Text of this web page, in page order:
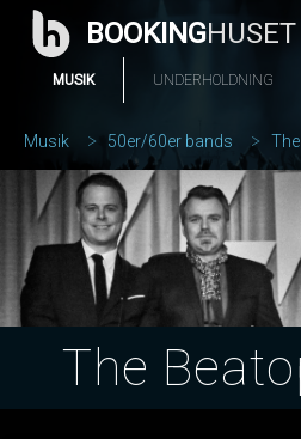
BOOKINGHUSET
MUSIK UNDERHOLDNING
Musik 50er/60er bands
The